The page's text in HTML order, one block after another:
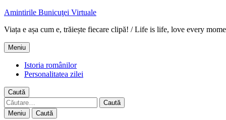
Amintirile Bunicuţei Virtuale
Viața e așa cum e, trăiește fiecare clipă! / Life is life, love every
Meniu
Istoria românilor
Personalitatea zilei
Caută
Caută
după:
Meniu Caută